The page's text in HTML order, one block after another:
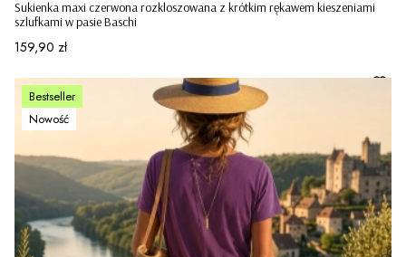
Sukienka maxi czerwona rozkloszowana z krótkim rękawem kieszeniami
szlufkami w pasie Baschi
Cena
159,90 zł
Bestseller
Nowość